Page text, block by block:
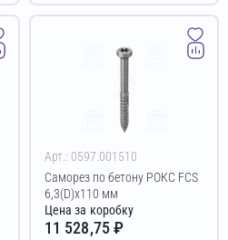
Арт.: 0597.001510
Саморез по бетону РОКС FCS
6,3(D)х110 мм
Цена за коробку
11 528,75 ₽